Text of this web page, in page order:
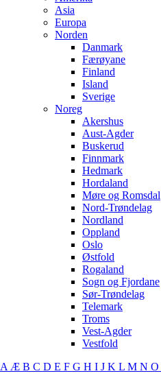
Asia
Europa
Norden
Danmark
Færøyane
Finland
Island
Sverige
Noreg
Akershus
Aust-Agder
Buskerud
Finnmark
Hedmark
Hordaland
Møre og Romsdal
Nord-Trøndelag
Nordland
Oppland
Oslo
Østfold
Rogaland
Sogn og Fjordane
Sør-Trøndelag
Telemark
Troms
Vest-Agder
Vestfold
AÆ B C D E F G H I J K L M N O